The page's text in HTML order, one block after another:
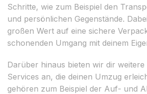
Schritte, wie zum Beispiel den
und persönlichen Gegenstände.
großen Wert auf eine sichere
schonenden Umgang mit deinem
Darüber hinaus bieten wir dir weitere
Services an, die deinen Umzug
gehören zum Beispiel der Auf- und